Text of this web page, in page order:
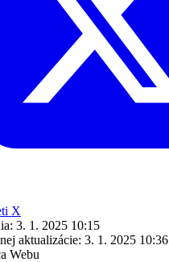
X
3. 1. 2025 10:15
aktualizácie: 3. 1. 2025 10:36
Webu